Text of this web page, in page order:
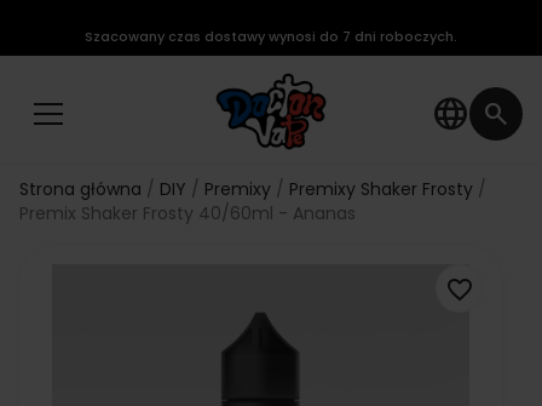
language search
Szacowany czas dostawy wynosi do 7 dni roboczych.
Strona główna DIY Premixy
Premixy Shaker Frosty
Premix Shaker Frosty 40/60ml - Ananas
favorite_border